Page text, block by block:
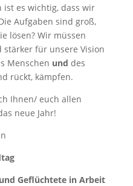
ist es wichtig, dass wir
Aufgaben sind groß,
lösen? Wir müssen
stärker für unsere Vision
Menschen und des
rückt, kämpfen.
Ihnen/ euch allen
neue Jahr!
Geflüchtete in Arbeit